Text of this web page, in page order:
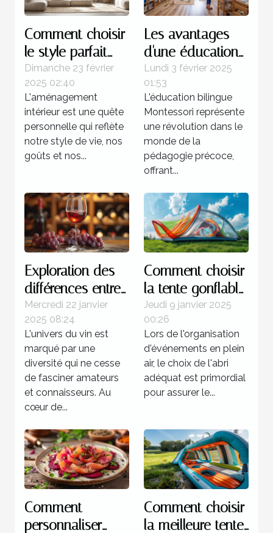
Comment choisir
le style parfait
pour votre
aménagement
intérieur
Dimanche 23 février
2025 02:40
L'aménagement
intérieur est une quête
personnelle qui reflète
notre style de vie, nos
goûts et nos...
Les avantages
d'une éducation
bilingue
Montessori dès la
petite enfance
Lundi 3 février 2025
01:53
L'éducation bilingue
Montessori représente
une révolution dans le
monde de la
pédagogie précoce,
offrant...
Exploration des
différences entre
les vins de la rive
gauche et de la
rive droite
Mercredi 22 janvier
2025 08:24
L'univers du vin est
marqué par une
diversité qui ne cesse
de fasciner amateurs
et connaisseurs. Au
cœur de...
Comment choisir
la tente gonflable
idéale pour vos
événements
Jeudi 9 janvier 2025
00:26
Lors de l'organisation
d'événements en plein
air, le choix de l'abri
adéquat est primordial
pour assurer le...
Comment
personnaliser
Comment choisir
la meilleure tente